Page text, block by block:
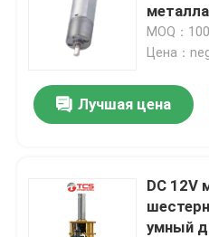
MOQ：
Цена：
Лучшая цена
DC 12V
умный